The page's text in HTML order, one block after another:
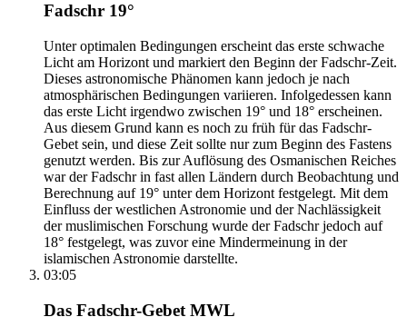
Fadschr 19°
Unter optimalen Bedingungen erscheint das erste schwache
Licht am Horizont und markiert den Beginn der Fadschr-Zeit.
Dieses astronomische Phänomen kann jedoch je nach
atmosphärischen Bedingungen variieren. Infolgedessen kann
das erste Licht irgendwo zwischen 19° und 18° erscheinen.
Aus diesem Grund kann es noch zu früh für das Fadschr-
Gebet sein, und diese Zeit sollte nur zum Beginn des Fastens
genutzt werden. Bis zur Auflösung des Osmanischen Reiches
war der Fadschr in fast allen Ländern durch Beobachtung und
Berechnung auf 19° unter dem Horizont festgelegt. Mit dem
Einfluss der westlichen Astronomie und der Nachlässigkeit
der muslimischen Forschung wurde der Fadschr jedoch auf
18° festgelegt, was zuvor eine Mindermeinung in der
islamischen Astronomie darstellte.
03:05
Das Fadschr-Gebet MWL